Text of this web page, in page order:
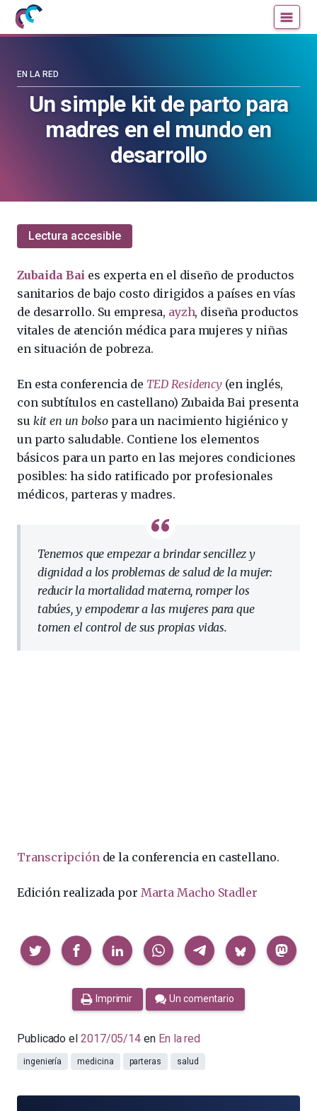
Mujeres
con
blog
Un simple kit de parto para
madres en el mundo en
desarrollo
EN LA RED
Lectura accesible
Zubaida Bai es experta en el diseño de productos
sanitarios de bajo costo dirigidos a países en vías
de desarrollo. Su empresa, ayzh, diseña productos
vitales de atención médica para mujeres y niñas
en situación de pobreza.
En esta conferencia de TED Residency(en inglés,
con subtítulos en castellano) Zubaida Bai presenta
su kit en un bolso para un nacimiento higiénico y
un parto saludable. Contiene los elementos
básicos para un parto en las mejores condiciones
posibles: ha sido ratificado por profesionales
médicos, parteras y madres.
Tenemos que empezar a brindar sencillez y
dignidad a los problemas de salud de la mujer:
reducir la mortalidad materna, romper los
tabúes, y empoderar a las mujeres para que
tomen el control de sus propias vidas.
Transcripciónde la conferencia en castellano.
Edición realizada por Marta Macho Stadler
Compartir
Imprimir Un comentario
Publicado el 2017/05/14 en En la red
ingeniería medicina parteras salud